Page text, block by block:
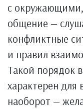
с окружающими,
общение —
конфликтные
и правил
Такой порядок
характерен для
наоборот —